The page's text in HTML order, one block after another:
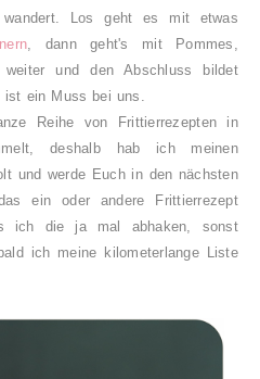
Los geht es mit etwas
, dann geht's mit Pommes,
und den Abschluss bildet
ist ein Muss bei uns.
Reihe von Frittierrezepten in
deshalb hab ich meinen
und werde Euch in den nächsten
ein oder andere Frittierrezept
ich die ja mal abhaken, sonst
ich meine kilometerlange Liste